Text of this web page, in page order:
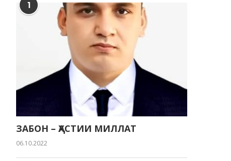
ҶАВОНОН — НЕРУИ ЭҲЁГАР ВА
ТАКЯГОҲИ МИЛЛАТ
22.05.2026
РӮЗИ ОИЛА ДАР
20.05.2026
1
ЗАБОН – ҲАСТИИ МИЛЛАТ
06.10.2022